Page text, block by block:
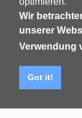
Wir
unserer
Verwendung
Got it!
Sprachen